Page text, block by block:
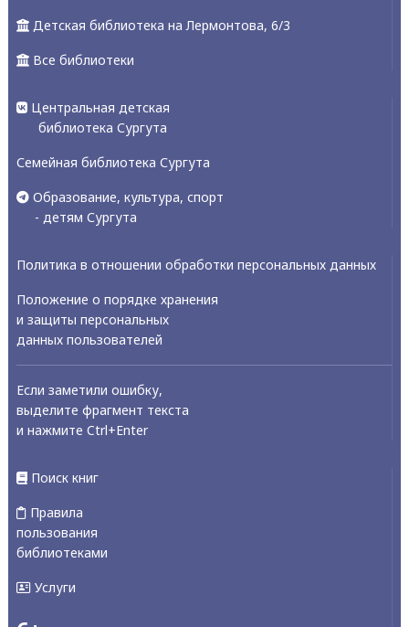
Детская библиотека на Лермонтова, 6/3
Все библиотеки
Центральная детская
библиотека Сургута
Семейная библиотека Сургута
Образование, культура, спорт
- детям Сургута
Политика в отношении обработки персональных данных
Положение о порядке хранения
и защиты персональных
данных пользователей
Если заметили ошибку,
выделите фрагмент текста
и нажмите Ctrl+Enter
Поиск книг
Правила
пользования
библиотеками
Услуги